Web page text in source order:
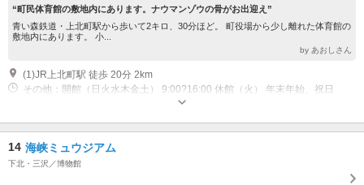
“町民体育館の敷地内にあります。ナウマンゾウの骨がお出迎え”
青い森鉄道・上北町駅から歩いて2キロ、30分ほど。 町役場から少し離れた体育館の
敷地内にあります。 小...
by あおしさん
(1)JR上北町駅 徒歩 20分 2km
その他：開館（日火水木金土） 9:00?16:00 休館（火） 年末年始、祝日
14 海峡ミュウジアム
下北・三沢／博物館